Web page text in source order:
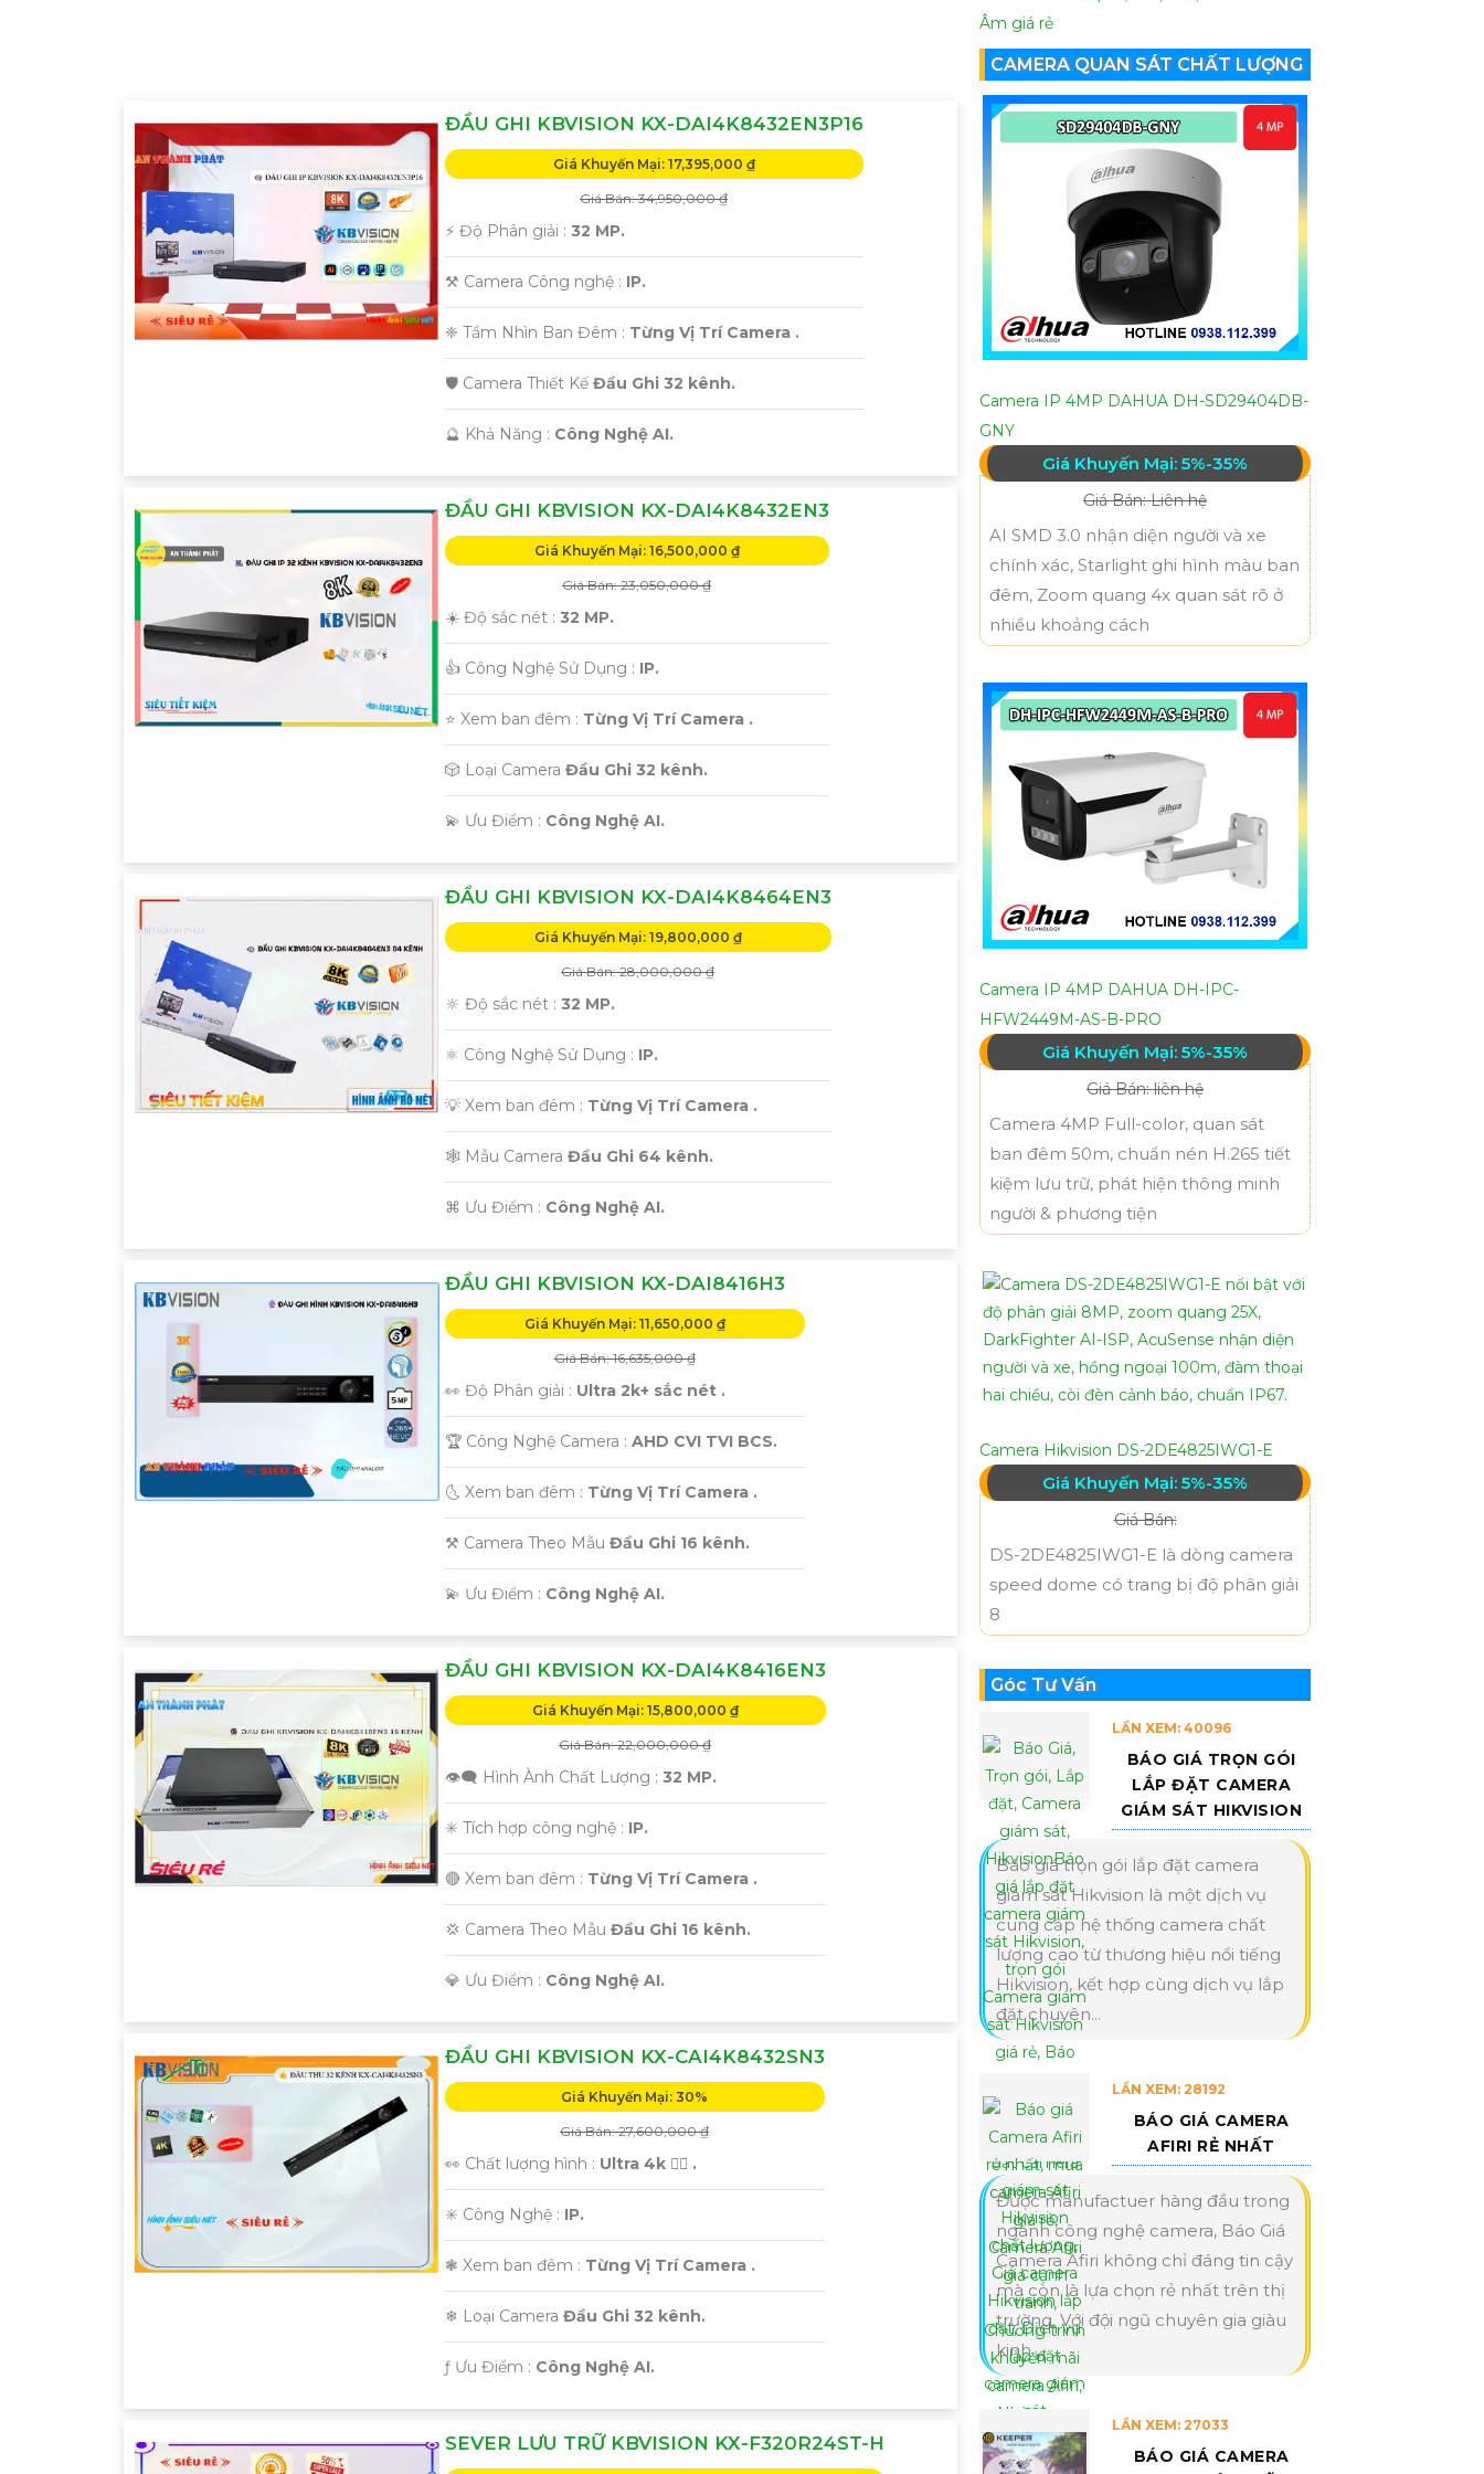
ĐẦU GHI KBVISION KX-DAI4K8432EN3P16
Giá Khuyến Mại: 17,395,000 ₫
Giá Bán: 34,950,000 ₫
️⚡ Độ Phân giải : 32 MP.
⚒ Camera Công nghệ : IP.
❈ Tầm Nhìn Ban Đêm : Từng Vị Trí Camera .
🛡 Camera Thiết Kế Đầu Ghi 32 kênh.
️🔮 Khả Năng : Công Nghệ AI.
ĐẦU GHI KBVISION KX-DAI4K8432EN3
Giá Khuyến Mại: 16,500,000 ₫
Giá Bán: 23,050,000 ₫
☀️ Độ sắc nét : 32 MP.
👍 Công Nghệ Sử Dụng : IP.
⭐ Xem ban đêm : Từng Vị Trí Camera .
🎲 Loại Camera Đầu Ghi 32 kênh.
️💫 Ưu Điểm : Công Nghệ AI.
ĐẦU GHI KBVISION KX-DAI4K8464EN3
Giá Khuyến Mại: 19,800,000 ₫
Giá Bán: 28,000,000 ₫
🔆 Độ sắc nét : 32 MP.
⚛️ Công Nghệ Sử Dụng : IP.
💡 Xem ban đêm : Từng Vị Trí Camera .
🕸️ Mẫu Camera Đầu Ghi 64 kênh.
️⌘ Ưu Điểm : Công Nghệ AI.
ĐẦU GHI KBVISION KX-DAI8416H3
Giá Khuyến Mại: 11,650,000 ₫
Giá Bán: 16,635,000 ₫
️
👀 Độ Phân giải : Ultra 2k+ sắc nét .
🏆 Công Nghệ Camera : AHD CVI TVI BCS.
🌜 Xem ban đêm : Từng Vị Trí Camera .
⚒ Camera Theo Mẫu Đầu Ghi 16 kênh.
️💫 Ưu Điểm : Công Nghệ AI.
ĐẦU GHI KBVISION KX-DAI4K8416EN3
Giá Khuyến Mại: 15,800,000 ₫
Giá Bán: 22,000,000 ₫
👁️‍🗨 Hình Ành Chất Lượng : 32 MP.
✳️ Tích hợp công nghệ : IP.
🔴 Xem ban đêm : Từng Vị Trí Camera .
💢 Camera Theo Mẫu Đầu Ghi 16 kênh.
️💎 Ưu Điểm : Công Nghệ AI.
ĐẦU GHI KBVISION KX-CAI4K8432SN3
Giá Khuyến Mại: 30%
Giá Bán: 27,600,000 ₫
️
👀 Chất lượng hình : Ultra 4k 👍🏾 .
✳️ Công Nghệ : IP.
❃ Xem ban đêm : Từng Vị Trí Camera .
❄ Loại Camera Đầu Ghi 32 kênh.
️ƒ Ưu Điểm : Công Nghệ AI.
SEVER LƯU TRỮ KBVISION KX-F320R24ST-H
Âm giá rẻ
CAMERA QUAN SÁT CHẤT LƯỢNG
Camera IP 4MP DAHUA DH-SD29404DB-
GNY
Giá Khuyến Mại: 5%-35%
Giá Bán: Liên hệ
AI SMD 3.0 nhận diện người và xe
chính xác, Starlight ghi hình màu ban
đêm, Zoom quang 4x quan sát rõ ở
nhiều khoảng cách
Camera IP 4MP DAHUA DH-IPC-
HFW2449M-AS-B-PRO
Giá Khuyến Mại: 5%-35%
Giá Bán: liên hệ
Camera 4MP Full-color, quan sát
ban đêm 50m, chuẩn nén H.265 tiết
kiệm lưu trữ, phát hiện thông minh
người & phương tiện
Camera Hikvision DS-2DE4825IWG1-E
Giá Khuyến Mại: 5%-35%
Giá Bán:
DS-2DE4825IWG1-E là dòng camera
speed dome có trang bị độ phân giải
8
Góc Tư Vấn
LẦN XEM: 40096
BÁO GIÁ TRỌN GÓI
LẮP ĐẶT CAMERA
GIÁM SÁT HIKVISION
Báo giá trọn gói lắp đặt camera
giám sát Hikvision là một dịch vụ
cung cấp hệ thống camera chất
lượng cao từ thương hiệu nổi tiếng
Hikvision, kết hợp cùng dịch vụ lắp
đặt chuyên...
LẦN XEM: 28192
BÁO GIÁ CAMERA
AFIRI RẺ NHẤT
Được manufactuer hàng đầu trong
ngành công nghệ camera, Báo Giá
Camera Afiri không chỉ đáng tin cậy
mà còn là lựa chọn rẻ nhất trên thị
trường. Với đội ngũ chuyên gia giàu
kinh...
LẦN XEM: 27033
BÁO GIÁ CAMERA